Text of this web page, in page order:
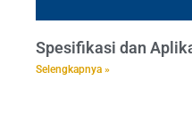
Spesifikasi dan
Selengkapnya »